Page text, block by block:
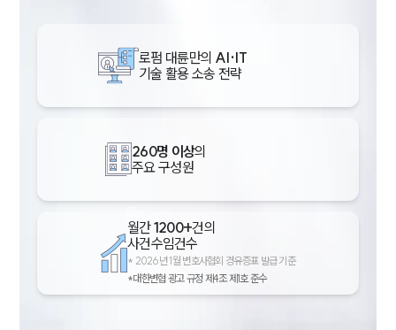
로펌 대륜만의 AI·IT
기술 활용 소송 전략
260명 이상의
주요 구성원
월간1200+건의
사건수임건수
* 2026년 1월 변호사협회 경유증표 발급 기준
*대한변협 광고 규정 제4조 제1호 준수